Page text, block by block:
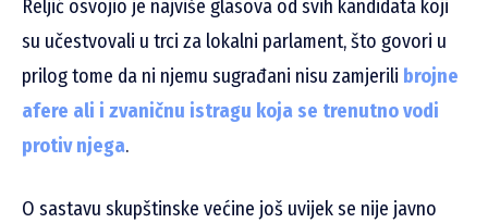
Reljić osvojio je najviše glasova od svih kandidata koji
su učestvovali u trci za lokalni parlament, što govori u
prilog tome da ni njemu sugrađani nisu zamjerili brojne
afere ali i zvaničnu istragu koja se trenutno vodi
protiv njega.
O sastavu skupštinske većine još uvijek se nije javno